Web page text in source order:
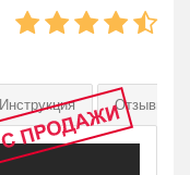
Инструкция Отзывы